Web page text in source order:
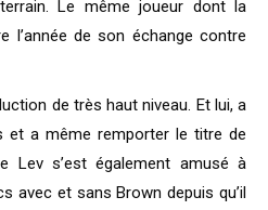
Le même joueur dont la
l’année de son échange contre
de très haut niveau. Et lui, a
et a même remporter le titre de
Lev s’est également amusé à
avec et sans Brown depuis qu’il